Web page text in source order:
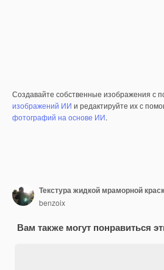
Создавайте собственные изображения с
изображений ИИ и редактируйте их с
фотографий на основе ИИ.
benzoix
Вам также могут понравиться